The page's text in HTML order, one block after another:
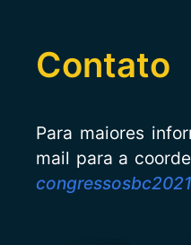
Contato
Para maiores
mail para a